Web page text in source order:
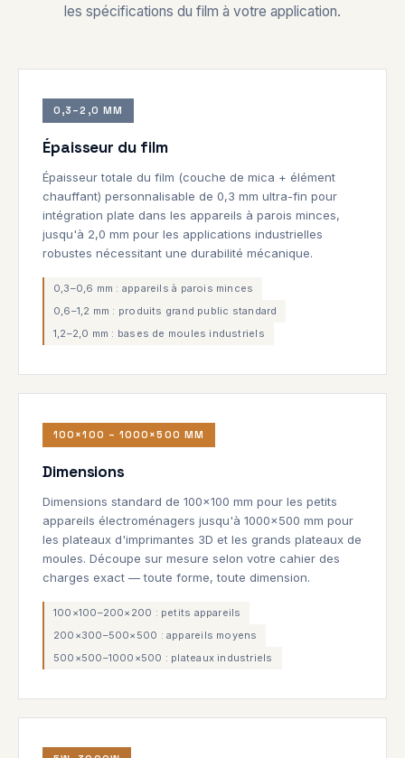
les spécifications du film à votre application.
0,3–2,0 MM
Épaisseur du film
Épaisseur totale du film (couche de mica + élément
chauffant) personnalisable de 0,3 mm ultra-fin pour
intégration plate dans les appareils à parois minces,
jusqu'à 2,0 mm pour les applications industrielles
robustes nécessitant une durabilité mécanique.
0,3–0,6 mm : appareils à parois minces
0,6–1,2 mm : produits grand public standard
1,2–2,0 mm : bases de moules industriels
100×100 – 1000×500 MM
Dimensions
Dimensions standard de 100×100 mm pour les petits
appareils électroménagers jusqu'à 1000×500 mm pour
les plateaux d'imprimantes 3D et les grands plateaux de
moules. Découpe sur mesure selon votre cahier des
charges exact — toute forme, toute dimension.
100×100–200×200 : petits appareils
200×300–500×500 : appareils moyens
500×500–1000×500 : plateaux industriels